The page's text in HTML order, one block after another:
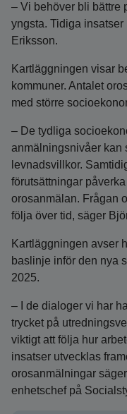
– Vi behöver bli bättre
yngsta. Tidiga
Eriksson.
Kartläggningen visar
kommuner. Antalet
med större
– De tydliga
anmälningsnivåer kan
levnadsvillkor.
förutsättningar
orosanmälan. Frågan
följa över tid, säger
Kartläggningen avser
baslinje inför den nya
2025.
– I de dialoger vi har
trycket på
viktigt att följa hur
insatser utvecklas
orosanmälningar
enhetschef på